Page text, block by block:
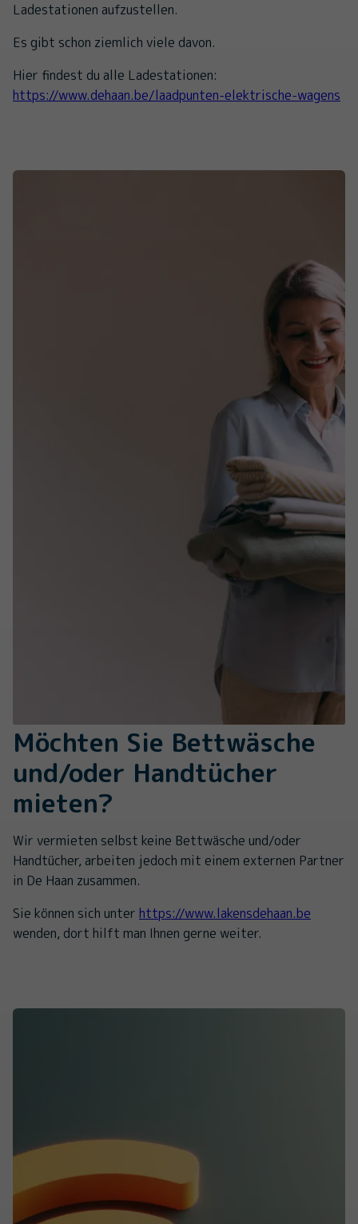
Ladestationen aufzustellen.
Es gibt schon ziemlich viele davon.
Hier findest du alle Ladestationen:
https://www.dehaan.be/laadpunten-elektrische-wagens
Möchten Sie Bettwäsche
und/oder Handtücher
mieten?
Wir vermieten selbst keine Bettwäsche und/oder
Handtücher, arbeiten jedoch mit einem externen Partner
in De Haan zusammen.
Sie können sich unter https://www.lakensdehaan.be
wenden, dort hilft man Ihnen gerne weiter.